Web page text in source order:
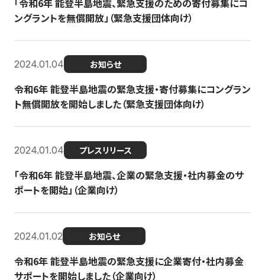
「令和6年 能登半島地震、緊急支援のための寄付募集にコ
ングラントを無償開放」（緊急支援団体向け）
2024.01.04 お知らせ
令和6年 能登半島地震の緊急支援・寄付募集にコングラン
ト無償開放を開始しました（緊急支援団体向け）
2024.01.04 プレスリリース
「令和6年 能登半島地震、企業の緊急支援・社内募金のサ
ポートを開始」（企業向け）
2024.01.02 お知らせ
令和6年 能登半島地震の緊急支援に企業寄付・社内募金
サポートを開始しました（企業向け）